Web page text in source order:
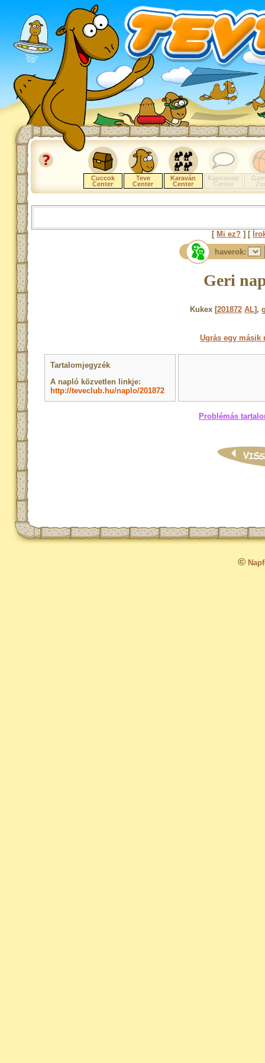
Cuccok
Center
Teve
Center
Karaván
Center
Kapcsolat
Center
[ Mi ez? ] [
haverok:
Geri
Kukex [201872 AL],
Ugrás egy másik
Tartalomjegyzék
A napló közvetlen linkje:
http://teveclub.hu/naplo/201872
Problémás
©